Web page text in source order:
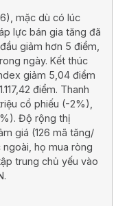
mặc dù có lúc
lực bán gia tăng đã
giảm hơn 5 điểm,
ngày. Kết thúc
giảm 5,04 điểm
điểm. Thanh
cổ phiếu (-2%),
Độ rộng thị
giá (126 mã tăng/
họ mua ròng
trung chủ yếu vào